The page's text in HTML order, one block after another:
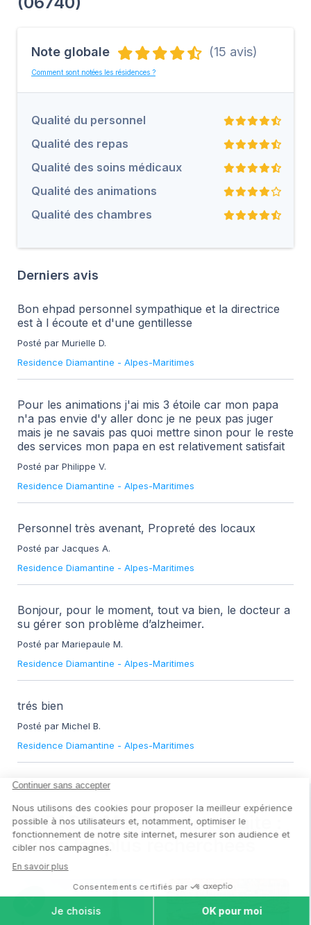
Note globale (15 avis)
Comment sont notées les résidences ?
Qualité du personnel
Qualité des repas
Qualité des soins médicaux
Qualité des animations
Qualité des chambres
Derniers avis
Bon ehpad personnel sympathique et la directrice
est à l écoute et d'une gentillesse
Posté par Murielle D.
Residence Diamantine - Alpes-Maritimes
Pour les animations j'ai mis 3 étoile car mon papa
n'a pas envie d'y aller donc je ne peux pas juger
mais je ne savais pas quoi mettre sinon pour le reste
des services mon papa en est relativement satisfait
Posté par Philippe V.
Residence Diamantine - Alpes-Maritimes
Personnel très avenant, Propreté des locaux
Posté par Jacques A.
Residence Diamantine - Alpes-Maritimes
Bonjour, pour le moment, tout va bien, le docteur a
su gérer son problème d’alzheimer.
Posté par Mariepaule M.
Residence Diamantine - Alpes-Maritimes
trés bien
Posté par Michel B.
Residence Diamantine - Alpes-Maritimes
EHPAD & Maisons de retraite :
Villes les plus recherchées